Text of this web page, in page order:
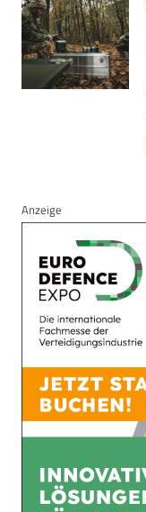
Anzeige